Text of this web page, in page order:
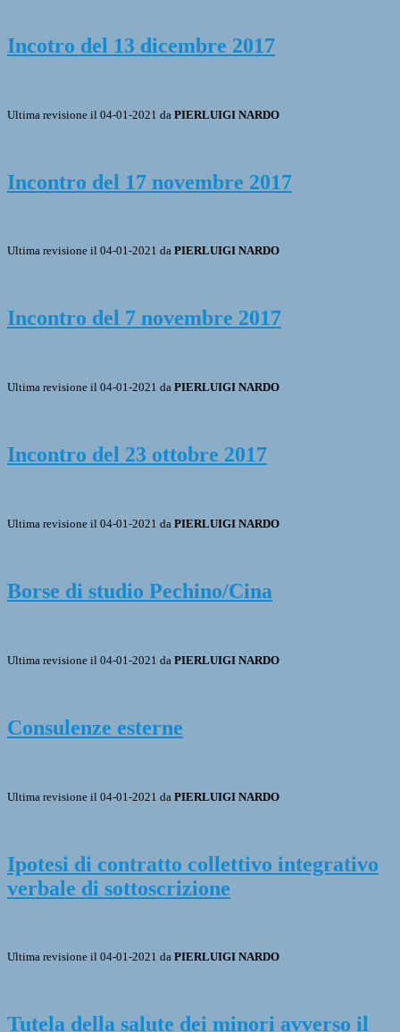
Incotro del 13 dicembre 2017
Ultima revisione il 04-01-2021 da PIERLUIGI NARDO
Incontro del 17 novembre 2017
Ultima revisione il 04-01-2021 da PIERLUIGI NARDO
Incontro del 7 novembre 2017
Ultima revisione il 04-01-2021 da PIERLUIGI NARDO
Incontro del 23 ottobre 2017
Ultima revisione il 04-01-2021 da PIERLUIGI NARDO
Borse di studio Pechino/Cina
Ultima revisione il 04-01-2021 da PIERLUIGI NARDO
Consulenze esterne
Ultima revisione il 04-01-2021 da PIERLUIGI NARDO
Ipotesi di contratto collettivo integrativo
verbale di sottoscrizione
Ultima revisione il 04-01-2021 da PIERLUIGI NARDO
Tutela della salute dei minori avverso il